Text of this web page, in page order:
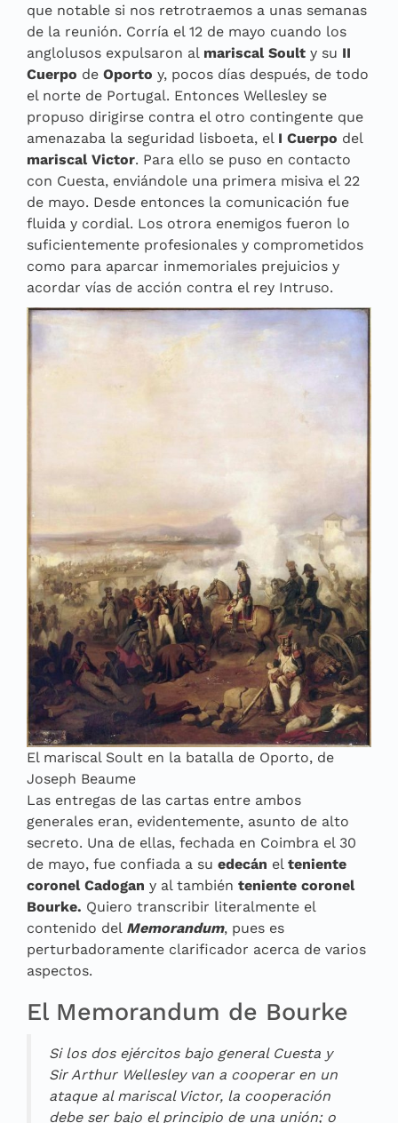
que notable si nos retrotraemos a unas semanas
de la reunión. Corría el 12 de mayo cuando los
anglolusos expulsaron al mariscal Soult y su II
Cuerpo de Oporto y, pocos días después, de todo
el norte de Portugal. Entonces Wellesley se
propuso dirigirse contra el otro contingente que
amenazaba la seguridad lisboeta, el I Cuerpo del
mariscal Victor. Para ello se puso en contacto
con Cuesta, enviándole una primera misiva el 22
de mayo. Desde entonces la comunicación fue
fluida y cordial. Los otrora enemigos fueron lo
suficientemente profesionales y comprometidos
como para aparcar inmemoriales prejuicios y
acordar vías de acción contra el rey Intruso.
El mariscal Soult en la batalla de Oporto, de
Joseph Beaume
Las entregas de las cartas entre ambos
generales eran, evidentemente, asunto de alto
secreto. Una de ellas, fechada en Coimbra el 30
de mayo, fue confiada a su edecán el teniente
coronel Cadogan y al también teniente coronel
Bourke. Quiero transcribir literalmente el
contenido del Memorandum, pues es
perturbadoramente clarificador acerca de varios
aspectos.
El Memorandum de Bourke
Si los dos ejércitos bajo general Cuesta y
Sir Arthur Wellesley van a cooperar en un
ataque al mariscal Victor, la cooperación
debe ser bajo el principio de una unión; o